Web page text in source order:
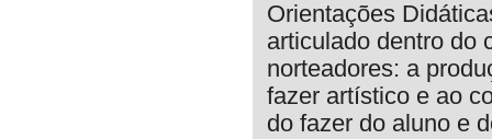
Orientações
articulado dentro do
norteadores: a
fazer artístico e ao
do fazer do aluno e